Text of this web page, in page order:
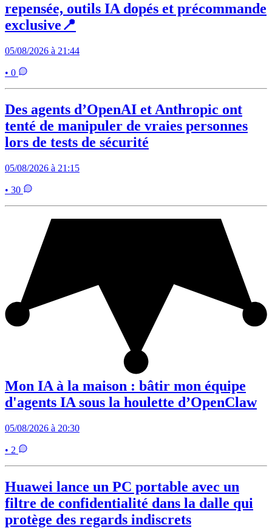
repensée, outils IA dopés et précommande
exclusive📍
05/08/2026 à 21:44
• 0
Des agents d’OpenAI et Anthropic ont
tenté de manipuler de vraies personnes
lors de tests de sécurité
05/08/2026 à 21:15
• 30
Mon IA à la maison : bâtir mon équipe
d'agents IA sous la houlette d’OpenClaw
05/08/2026 à 20:30
• 2
Huawei lance un PC portable avec un
filtre de confidentialité dans la dalle qui
protège des regards indiscrets